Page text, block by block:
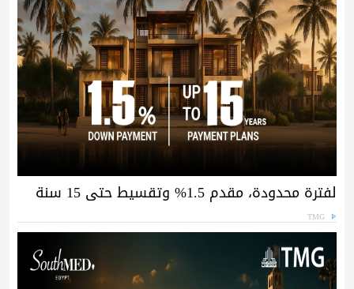
لفترة محدودة، مقدم 1.5% وتقسيط حتى 15 سنة
TMG